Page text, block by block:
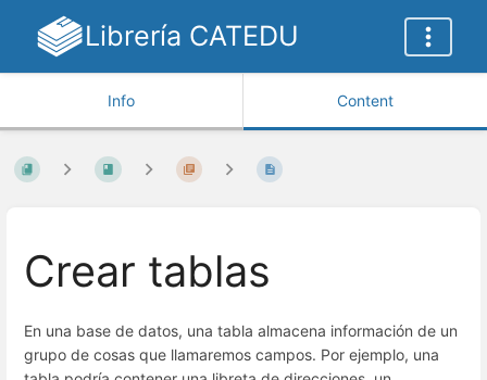
Librería CATEDU
Info Content
Crear tablas
En una base de datos, una tabla almacena información de un
grupo de cosas que llamaremos campos. Por ejemplo, una